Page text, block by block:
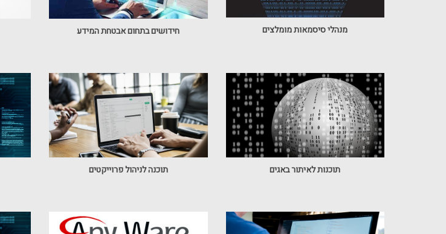
מנהלי סיסמאות מומלצים חידושים בתחום אבטחת המידע
תוכנות לאיתור באגים תוכנה לניהול פרוייקטים